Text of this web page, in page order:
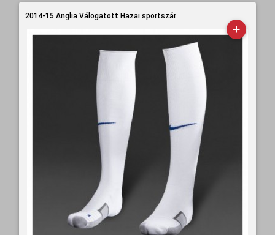
2014-15 Anglia Válogatott Hazai sportszár